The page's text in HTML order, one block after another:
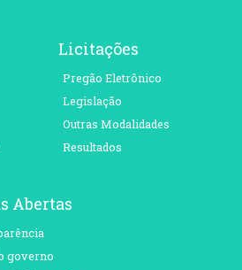
Licitações
Pregão Eletrônico
Legislação
Outras Modalidades
Resultados
Abertas
governo